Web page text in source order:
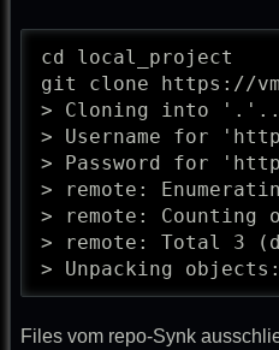
cd local_project
git clone https://
> Cloning into
> Username for
> Password for
> remote:
> remote: Counting
> remote: Total 3
> Unpacking
Files vom repo-Synk